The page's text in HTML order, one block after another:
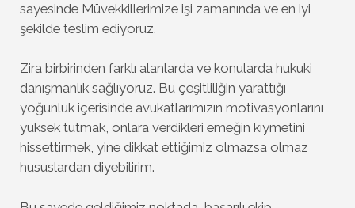
sayesinde Müvekkillerimize işi zamanında ve en iyi
şekilde teslim ediyoruz.
Zira birbirinden farklı alanlarda ve konularda hukuki
danışmanlık sağlıyoruz. Bu çeşitliliğin yarattığı
yoğunluk içerisinde avukatlarımızın motivasyonlarını
yüksek tutmak, onlara verdikleri emeğin kıymetini
hissettirmek, yine dikkat ettiğimiz olmazsa olmaz
hususlardan diyebilirim.